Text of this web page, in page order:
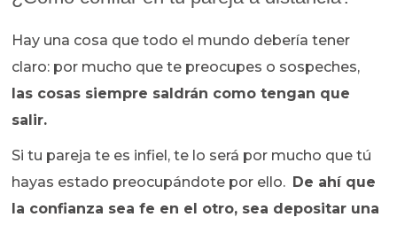
Hay una cosa que todo el mundo debería tener
claro: por mucho que te preocupes o sospeches,
las cosas siempre saldrán como tengan que
salir.
Si tu pareja te es infiel, te lo será por mucho que tú
hayas estado preocupándote por ello. De ahí que
la confianza sea fe en el otro, sea depositar una